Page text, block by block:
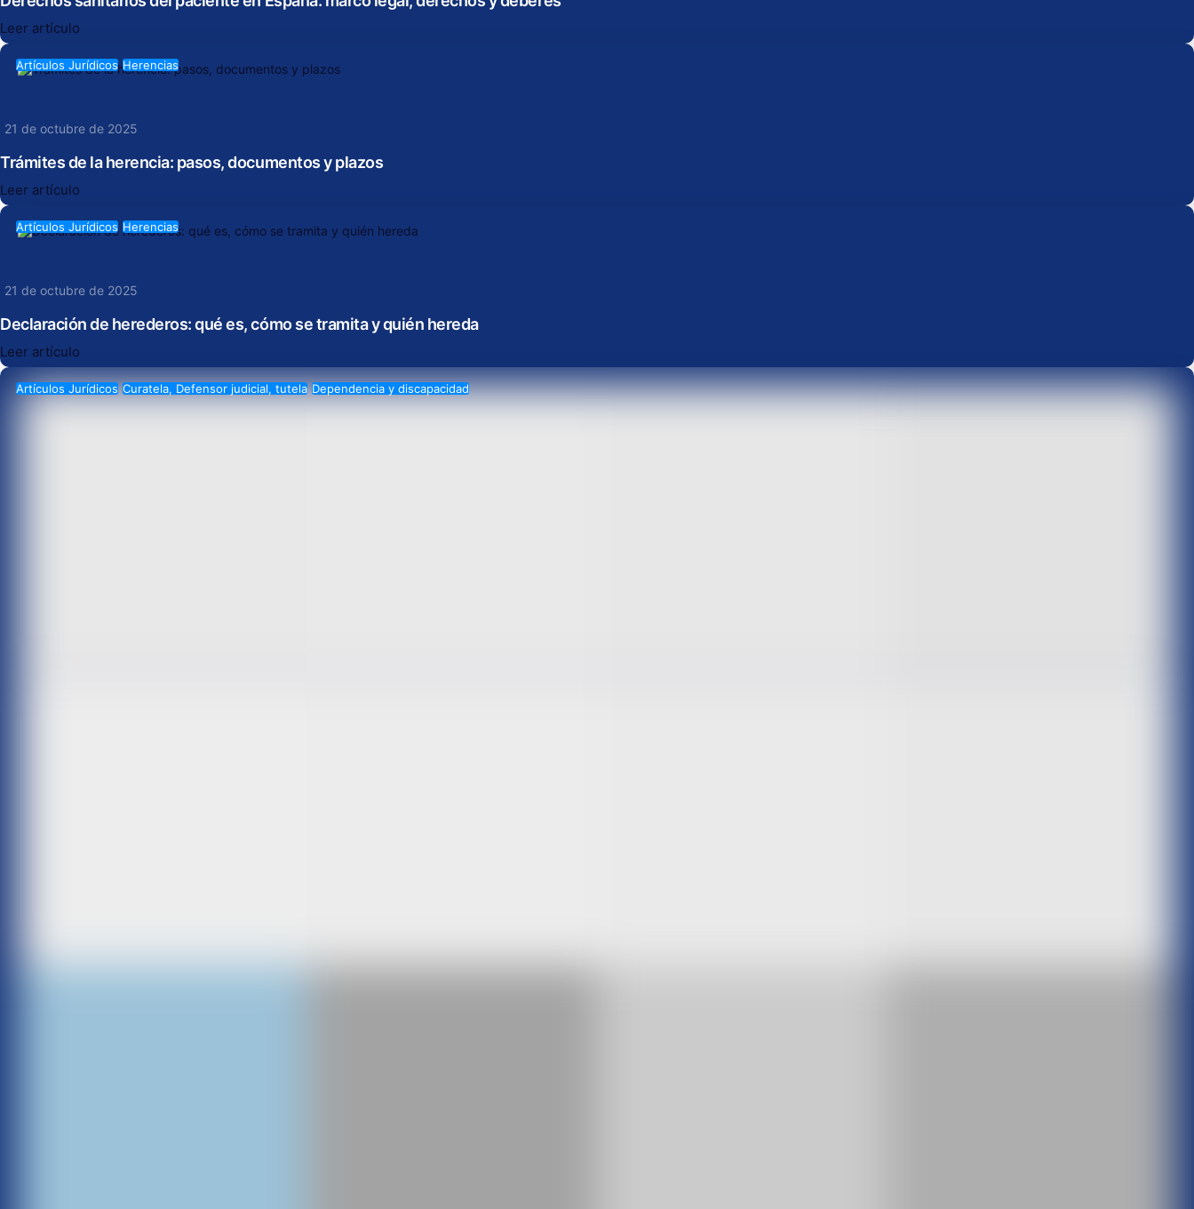
Leer artículo
Artículos Jurídicos Herencias
21 de octubre de 2025
Trámites de la herencia: pasos, documentos y plazos
Leer artículo
Artículos Jurídicos Herencias
21 de octubre de 2025
Declaración de herederos: qué es, cómo se tramita y quién hereda
Leer artículo
Artículos Jurídicos Curatela, Defensor judicial, tutela Dependencia y discapacidad